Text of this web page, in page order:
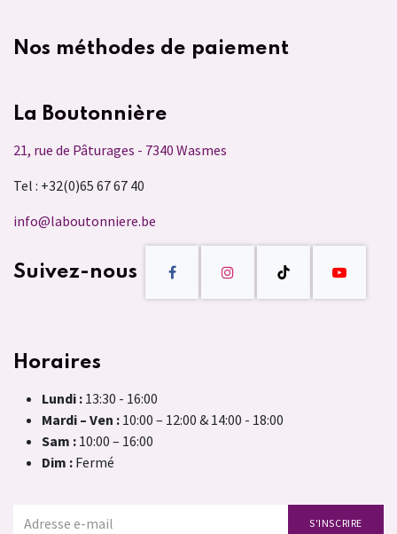
Nos méthodes de paiement
La Boutonnière
21, rue de Pâturages - 7340 Wasmes
Tel : +32(0)65 67 67 40
info@laboutonniere.be
Suivez-nous
Horaires
Lundi : 13:30 - 16:00
Mardi – Ven : 10:00 – 12:00 & 14:00 - 18:00
Sam : 10:00 – 16:00
Dim : Fermé
S'INSCRIRE